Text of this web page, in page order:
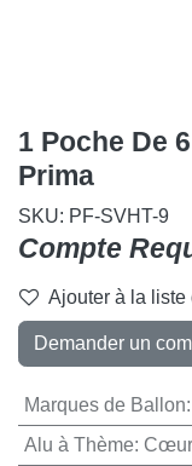
1 Poche De
Prima
SKU: PF-SVHT-9
Compte
Ajouter à la liste
Demander un
Marques de Ballon:
Alu à Thème: